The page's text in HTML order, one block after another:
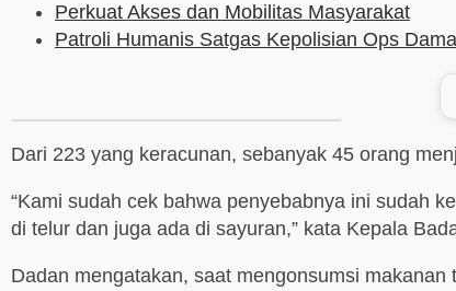
Perkuat Akses dan Mobilitas Masyarakat
Patroli Humanis Satgas Kepolisian Ops
Dari 223 yang keracunan, sebanyak 45 orang
“Kami sudah cek bahwa penyebabnya ini sudah
di telur dan juga ada di sayuran,” kata Kepala
Dadan mengatakan, saat mengonsumsi